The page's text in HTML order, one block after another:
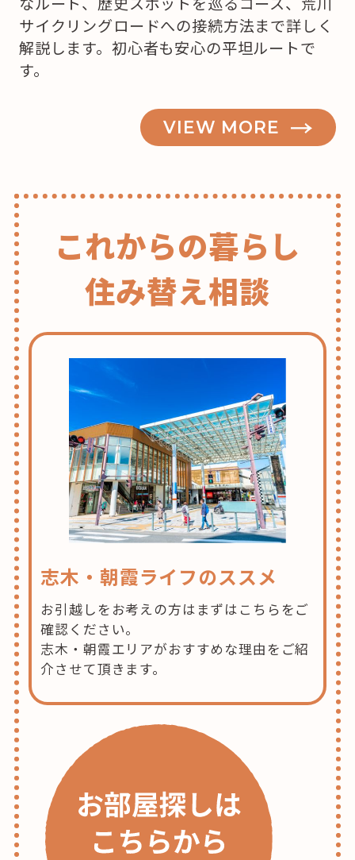
お
う
か
な？”
サイクリングロードへの接続方法まで詳しく
解説します。初心者も安心の平坦ルートで
す。
VIEW MORE
これからの暮らし
住み替え相談
志木・朝霞ライフのススメ
お引越しをお考えの方はまずはこちらをご
確認ください。
志木・朝霞エリアがおすすめな理由をご紹
介させて頂きます。